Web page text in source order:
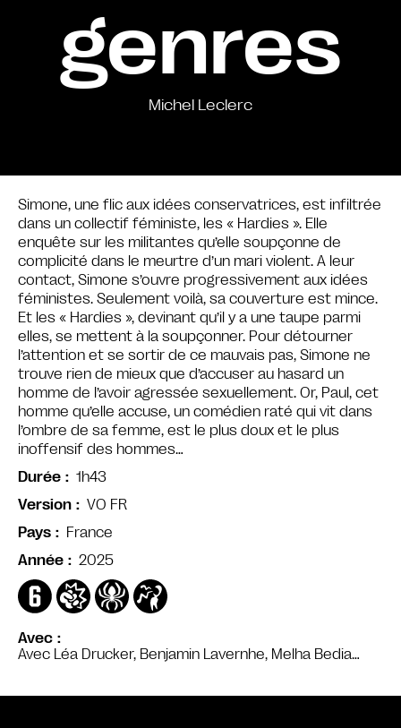
genres
Michel Leclerc
Avec
Avec Léa Drucker, Benjamin Lavernhe, Melha Bedia…
Simone, une flic aux idées conservatrices, est infiltrée
dans un collectif féministe, les « Hardies ». Elle
enquête sur les militantes qu’elle soupçonne de
complicité dans le meurtre d’un mari violent. A leur
contact, Simone s’ouvre progressivement aux idées
féministes. Seulement voilà, sa couverture est mince.
Et les « Hardies », devinant qu’il y a une taupe parmi
elles, se mettent à la soupçonner. Pour détourner
l’attention et se sortir de ce mauvais pas, Simone ne
trouve rien de mieux que d’accuser au hasard un
homme de l’avoir agressée sexuellement. Or, Paul, cet
homme qu’elle accuse, un comédien raté qui vit dans
l’ombre de sa femme, est le plus doux et le plus
inoffensif des hommes…
Durée
1h43
Version
VO FR
Pays
France
Année
2025